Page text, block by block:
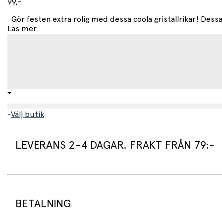
99,-
Gör festen extra rolig med dessa coola gristallrikar!
Läs mer
-Välj butik
LEVERANS 2–4 DAGAR. FRAKT FRÅN 79:-
Standard leveranstid för varor som finns i lager är 2–4 dagar.
BETALNING